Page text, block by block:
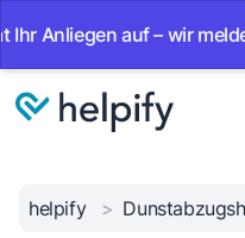
auf – wir melden
helpify >